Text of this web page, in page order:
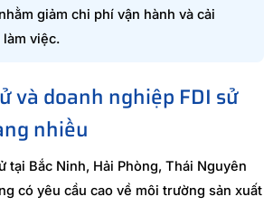
giảm chi phí vận hành và cải
việc.
và doanh nghiệp FDI sử
nhiều
tại Bắc Ninh, Hải Phòng, Thái Nguyên
có yêu cầu cao về môi trường sản xuất